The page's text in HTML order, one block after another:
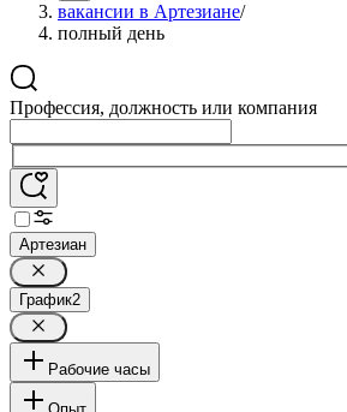
вакансии в Артезиане/
полный день
Профессия, должность или компания
Артезиан
График2
Рабочие часы